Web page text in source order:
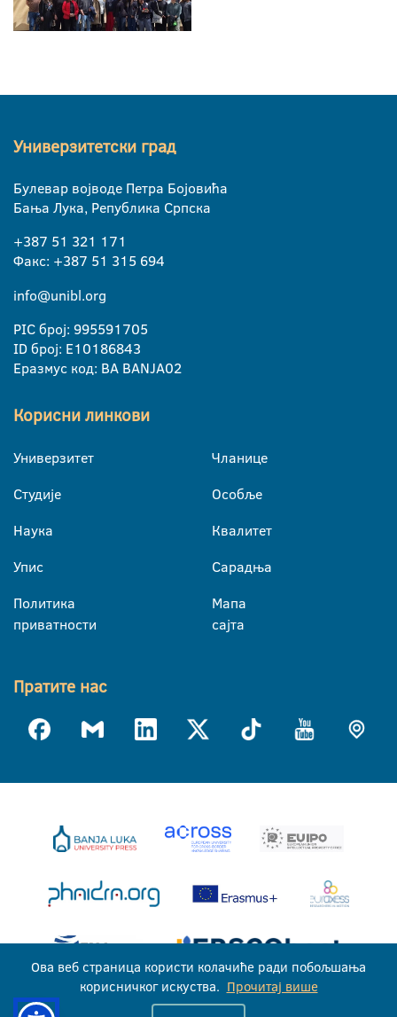
Универзитетски град
Булевар војводе Петра Бојовића
Бања Лука, Република Српска
+387 51 321 171
Факс: +387 51 315 694
info@unibl.org
PIC број: 995591705
ID број: E10186843
Еразмус код: BA BANJA02
Корисни линкови
Универзитет
Студије
Наука
Упис
Политика
приватности
Чланице
Особље
Квалитет
Сарадња
Мапа
сајта
Пратите нас
Ова веб страница користи колачиће ради побољшања
корисничког искуства. Прочитај више